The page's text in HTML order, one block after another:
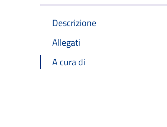
Descrizione
Allegati
A cura di